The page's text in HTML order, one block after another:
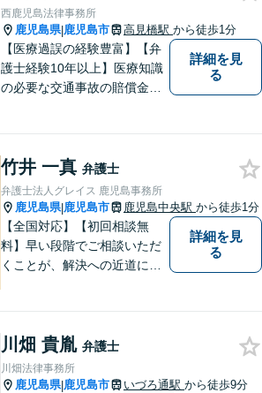
西鹿児島法律事務所
鹿児島県|鹿児島市 高見橋駅 から徒歩1分
【医療過誤の経験豊富】【弁
護士経験10年以上】医療知識
の必要な交通事故の賠償金請
さい。依頼者様との信頼関係
を大切に解決へ向けて尽力い
たします。【休日・夜間対応
可】
詳細を見
る
竹井 一真 弁護士
弁護士法人グレイス 鹿児島事務所
鹿児島県|鹿児島市 鹿児島中央駅 から徒歩1分
【全国対応】【初回相談無
料】早い段階でご相談いただ
くことが、解決への近道にな
どんなご相談でも、どうぞお
気軽にお声がけください。
【電話・WEB相談も対応可
詳細を見
る
川畑 貴胤 弁護士
川畑法律事務所
鹿児島県|鹿児島市 いづろ通駅 から徒歩9分